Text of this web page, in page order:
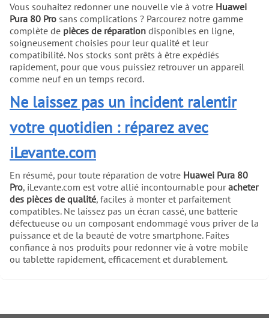
Vous souhaitez redonner une nouvelle vie à votre Huawei
Pura 80 Pro sans complications ? Parcourez notre gamme
complète de pièces de réparation disponibles en ligne,
soigneusement choisies pour leur qualité et leur
compatibilité. Nos stocks sont prêts à être expédiés
rapidement, pour que vous puissiez retrouver un appareil
comme neuf en un temps record.
Ne laissez pas un incident ralentir
votre quotidien : réparez avec
iLevante.com
En résumé, pour toute réparation de votre Huawei Pura 80
Pro, iLevante.com est votre allié incontournable pouracheter
des pièces de qualité, faciles à monter et parfaitement
compatibles. Ne laissez pas un écran cassé, une batterie
défectueuse ou un composant endommagé vous priver de la
puissance et de la beauté de votre smartphone. Faites
confiance à nos produits pour redonner vie à votre mobile
ou tablette rapidement, efficacement et durablement.